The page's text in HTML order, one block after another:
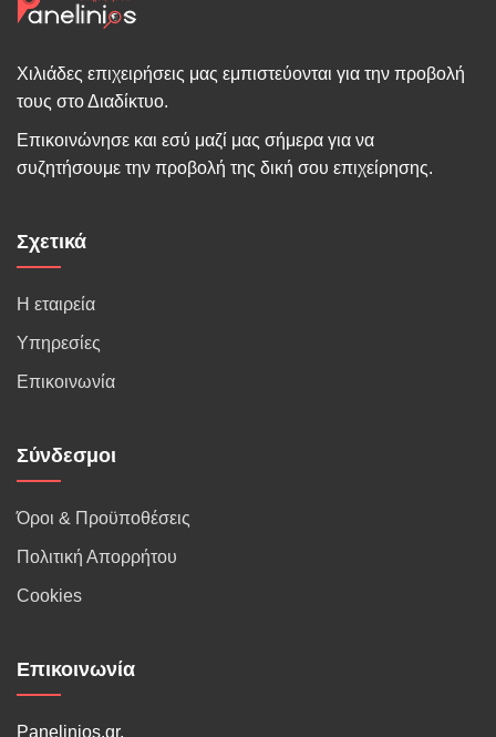
Χιλιάδες επιχειρήσεις μας εμπιστεύονται για την προβολή
τους στο Διαδίκτυο.
Επικοινώνησε και εσύ μαζί μας σήμερα για να
συζητήσουμε την προβολή της δική σου επιχείρησης.
Σχετικά
Η εταιρεία
Υπηρεσίες
Επικοινωνία
Σύνδεσμοι
Όροι & Προϋποθέσεις
Πολιτική Απορρήτου
Cookies
Επικοινωνία
Panelinios.gr,